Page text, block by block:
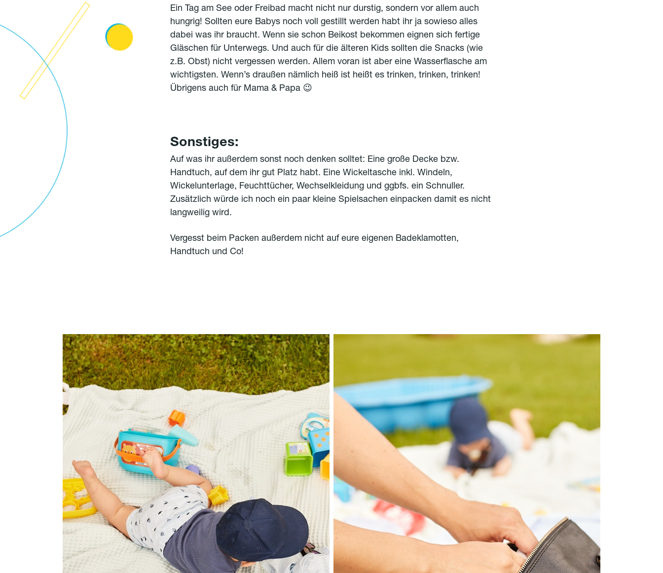
Ein Tag am See oder Freibad macht nicht nur durstig, sondern vor allem auch
hungrig! Sollten eure Babys noch voll gestillt werden habt ihr ja sowieso alles
dabei was ihr braucht. Wenn sie schon Beikost bekommen eignen sich fertige
Gläschen für Unterwegs. Und auch für die älteren Kids sollten die Snacks (wie
z.B. Obst) nicht vergessen werden. Allem voran ist aber eine Wasserflasche am
wichtigsten. Wenn’s draußen nämlich heiß ist heißt es trinken, trinken, trinken!
Übrigens auch für Mama & Papa 😉
Sonstiges:
Auf was ihr außerdem sonst noch denken solltet: Eine große Decke bzw.
Handtuch, auf dem ihr gut Platz habt. Eine Wickeltasche inkl. Windeln,
Wickelunterlage, Feuchttücher, Wechselkleidung und ggbfs. ein Schnuller.
Zusätzlich würde ich noch ein paar kleine Spielsachen einpacken damit es nicht
langweilig wird.
Vergesst beim Packen außerdem nicht auf eure eigenen Badeklamotten,
Handtuch und Co!